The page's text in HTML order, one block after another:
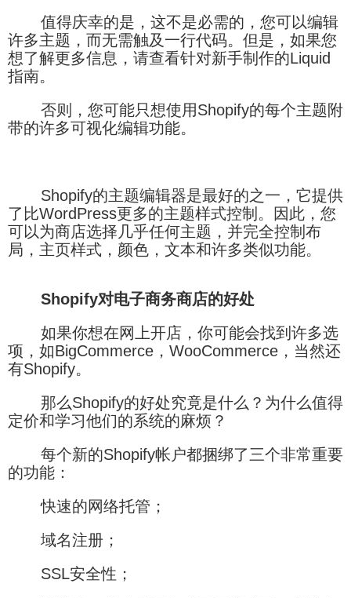
值得庆幸的是，这不是必需的，您可以编辑
许多主题，而无需触及一行代码。但是，如果您
想了解更多信息，请查看针对新手制作的Liquid
指南。
否则，您可能只想使用Shopify的每个主题附
带的许多可视化编辑功能。
Shopify的主题编辑器是最好的之一，它提供
了比WordPress更多的主题样式控制。因此，您
可以为商店选择几乎任何主题，并完全控制布
局，主页样式，颜色，文本和许多类似功能。
Shopify对电子商务商店的好处
如果你想在网上开店，你可能会找到许多选
项，如BigCommerce，WooCommerce，当然还
有Shopify。
那么Shopify的好处究竟是什么？为什么值得
定价和学习他们的系统的麻烦？
每个新的Shopify帐户都捆绑了三个非常重要
的功能：
快速的网络托管；
域名注册；
SSL安全性；